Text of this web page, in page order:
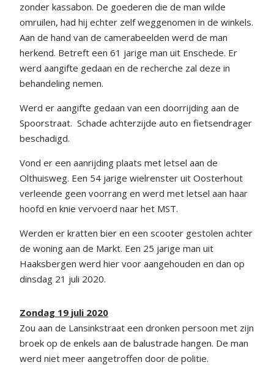
zonder kassabon. De goederen die de man wilde
omruilen, had hij echter zelf weggenomen in de winkels.
Aan de hand van de camerabeelden werd de man
herkend. Betreft een 61 jarige man uit Enschede. Er
werd aangifte gedaan en de recherche zal deze in
behandeling nemen.
Werd er aangifte gedaan van een doorrijding aan de
Spoorstraat. Schade achterzijde auto en fietsendrager
beschadigd.
Vond er een aanrijding plaats met letsel aan de
Olthuisweg. Een 54 jarige wielrenster uit Oosterhout
verleende geen voorrang en werd met letsel aan haar
hoofd en knie vervoerd naar het MST.
Werden er kratten bier en een scooter gestolen achter
de woning aan de Markt. Een 25 jarige man uit
Haaksbergen werd hier voor aangehouden en dan op
dinsdag 21 juli 2020.
Zondag 19 juli 2020
Zou aan de Lansinkstraat een dronken persoon met zijn
broek op de enkels aan de balustrade hangen. De man
werd niet meer aangetroffen door de politie.